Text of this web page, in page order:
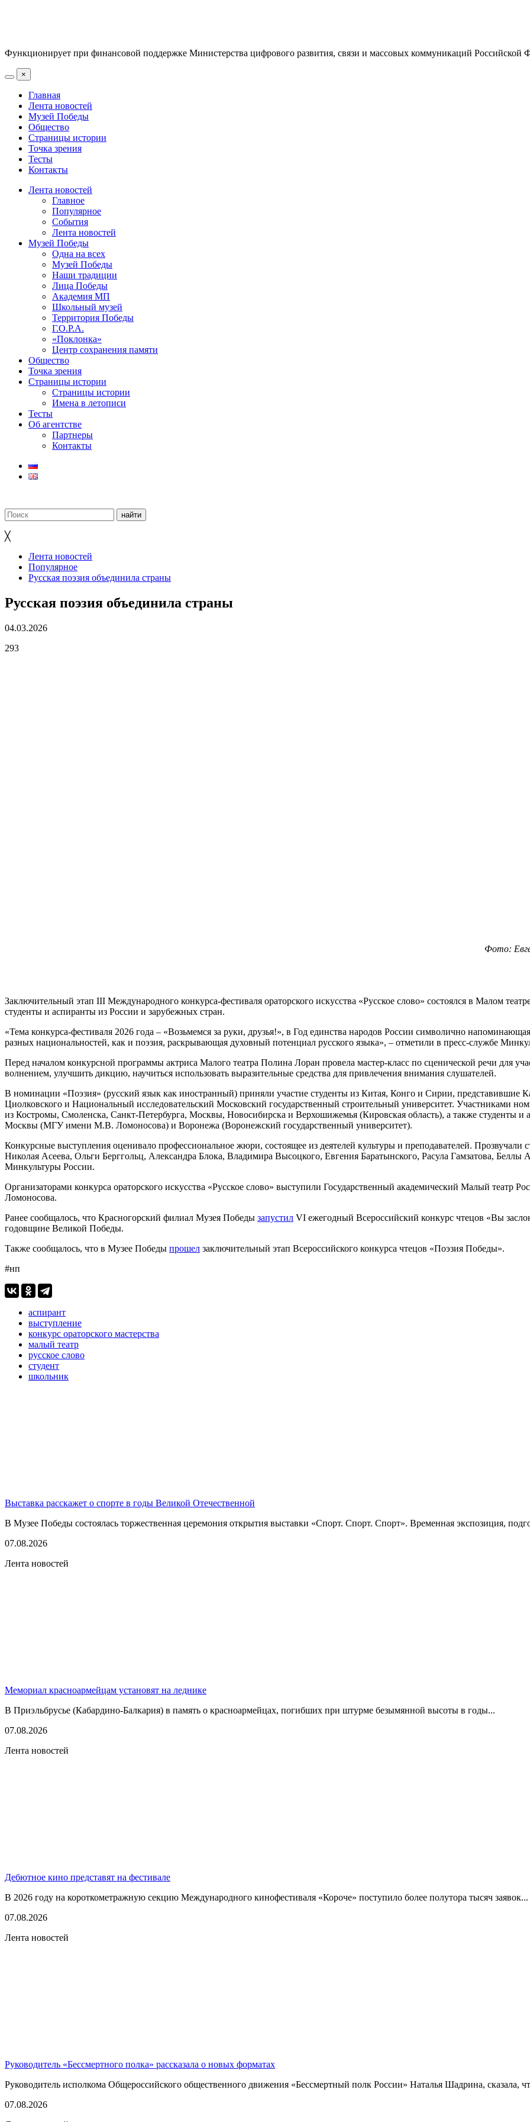
Функционирует при финансовой поддержке Министерства цифрового развития, связи и массовых коммуникаций Российской
×
Главная
Лента новостей
Музей Победы
Общество
Страницы истории
Точка зрения
Тесты
Контакты
Лента новостей
Главное
Популярное
События
Лента новостей
Музей Победы
Одна на всех
Музей Победы
Наши традиции
Лица Победы
Академия МП
Школьный музей
Территория Победы
Г.О.Р.А.
«Поклонка»
Центр сохранения памяти
Общество
Точка зрения
Страницы истории
Страницы истории
Имена в летописи
Тесты
Об агентстве
Партнеры
Контакты
╳
Лента новостей
Популярное
Русская поэзия объединила страны
Русская поэзия объединила страны
04.03.2026
293
Фото:
Заключительный этап III Международного конкурса-фестиваля ораторского искусства «Русское слово» состоялся в Малом
студенты и аспиранты из России и зарубежных стран.
«Тема конкурса-фестиваля 2026 года – «Возьмемся за руки, друзья!», в Год единства народов России символично
разных национальностей, как и поэзия, раскрывающая духовный потенциал русского языка», – отметили в пресс-службе
Перед началом конкурсной программы актриса Малого театра Полина Лоран провела мастер-класс по сценической речи для
волнением, улучшить дикцию, научиться использовать выразительные средства для привлечения внимания слушателей.
В номинации «Поэзия» (русский язык как иностранный) приняли участие студенты из Китая, Конго и Сирии, представившие
Циолковского и Национальный исследовательский Московский государственный строительный университет. Участниками
из Костромы, Смоленска, Санкт-Петербурга, Москвы, Новосибирска и Верхошижемья (Кировская область), а также студенты
Москвы (МГУ имени М.В. Ломоносова) и Воронежа (Воронежский государственный университет).
Конкурсные выступления оценивало профессиональное жюри, состоящее из деятелей культуры и преподавателей.
Николая Асеева, Ольги Берггольц, Александра Блока, Владимира Высоцкого, Евгения Баратынского, Расула Гамзатова, Беллы
Минкультуры России.
Организаторами конкурса ораторского искусства «Русское слово» выступили Государственный академический Малый
Ломоносова.
Ранее сообщалось, что Красногорский филиал Музея Победы запустил VI ежегодный Всероссийский конкурс чтецов «Вы
годовщине Великой Победы.
Также сообщалось, что в Музее Победы прошел заключительный этап Всероссийского конкурса чтецов «Поэзия Победы».
#нп
аспирант
выступление
конкурс ораторского мастерства
малый театр
русское слово
студент
школьник
Выставка расскажет о спорте в годы Великой Отечественной
В Музее Победы состоялась торжественная церемония открытия выставки «Спорт. Спорт. Спорт». Временная экспозиция,
07.08.2026
Лента новостей
Мемориал красноармейцам установят на леднике
В Приэльбрусье (Кабардино-Балкария) в память о красноармейцах, погибших при штурме безымянной высоты в годы...
07.08.2026
Лента новостей
Дебютное кино представят на фестивале
В 2026 году на короткометражную секцию Международного кинофестиваля «Короче» поступило более полутора тысяч заявок...
07.08.2026
Лента новостей
Руководитель «Бессмертного полка» рассказала о новых форматах
Руководитель исполкома Общероссийского общественного движения «Бессмертный полк России» Наталья Шадрина, сказала,
07.08.2026